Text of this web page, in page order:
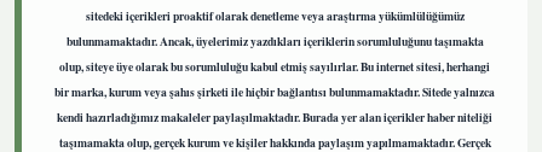
sitedeki içerikleri proaktif olarak denetleme veya araştırma yükümlülüğümüz
bulunmamaktadır. Ancak, üyelerimiz yazdıkları içeriklerin sorumluluğunu taşımakta
olup, siteye üye olarak bu sorumluluğu kabul etmiş sayılırlar. Bu internet sitesi, herhangi
bir marka, kurum veya şahıs şirketi ile hiçbir bağlantısı bulunmamaktadır. Sitede yalnızca
kendi hazırladığımız makaleler paylaşılmaktadır. Burada yer alan içerikler haber niteliği
taşımamakta olup, gerçek kurum ve kişiler hakkında paylaşım yapılmamaktadır. Gerçek